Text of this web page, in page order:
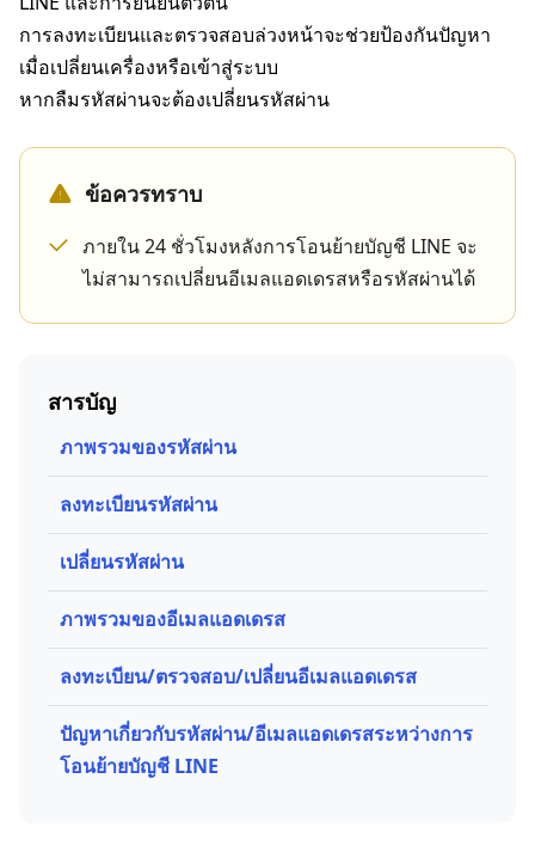
การลงทะเบียนและตรวจสอบล่วงหน้าจะช่วยป้องกันปัญหา
เมื่อเปลี่ยนเครื่องหรือเข้าสู่ระบบ
หากลืมรหัสผ่านจะต้องเปลี่ยนรหัสผ่าน
ข้อควรทราบ
ภายใน 24 ชั่วโมงหลังการโอนย้ายบัญชี LINE จะ
ไม่สามารถเปลี่ยนอีเมลแอดเดรสหรือรหัสผ่านได้
สารบัญ
ภาพรวมของรหัสผ่าน
ลงทะเบียนรหัสผ่าน
เปลี่ยนรหัสผ่าน
ภาพรวมของอีเมลแอดเดรส
ลงทะเบียน/ตรวจสอบ/เปลี่ยนอีเมลแอดเดรส
ปัญหาเกี่ยวกับรหัสผ่าน/อีเมลแอดเดรสระหว่างการ
โอนย้ายบัญชี LINE